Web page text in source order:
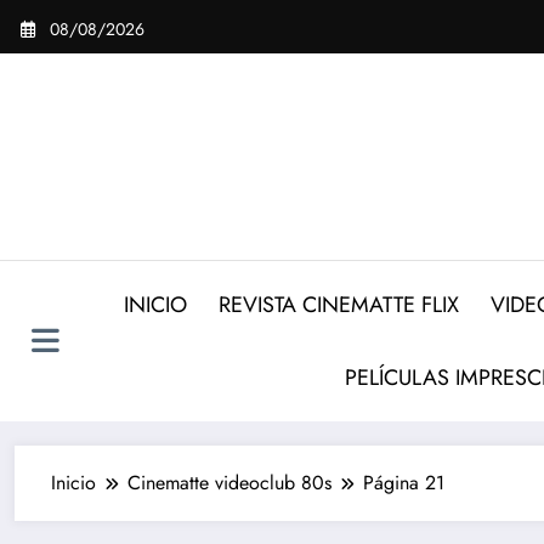
Saltar
08/08/2026
INICIO REVISTA CINEMATTE FLIX
PELÍCULAS
Inicio Cinematte videoclub 80s Página 21